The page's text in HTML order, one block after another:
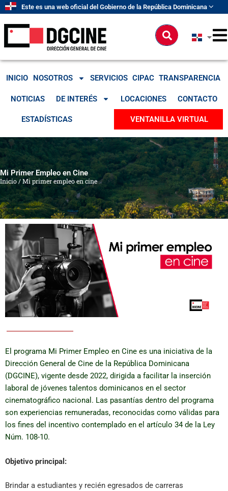
contenido
Este es una web oficial del Gobierno de la República Dominicana
Buscar
INICIO NOSOTROS SERVICIOS CIPAC TRANSPARENCIA
NOTICIAS DE INTERÉS LOCACIONES CONTACTO
ESTADÍSTICAS VENTANILLA VIRTUAL
Mi Primer Empleo en Cine
Inicio/Mi primer empleo en cine
El programa Mi Primer Empleo en Cine es una iniciativa de la
Dirección General de Cine de la República Dominicana
(DGCINE), vigente desde 2022, dirigida a facilitar la inserción
laboral de jóvenes talentos dominicanos en el sector
cinematográfico nacional. Las pasantías dentro del programa
son experiencias remuneradas, reconocidas como válidas para
los fines del incentivo contemplado en el artículo 34 de la Ley
Núm. 108-10.
Objetivo principal:
Brindar a estudiantes y recién egresados de carreras